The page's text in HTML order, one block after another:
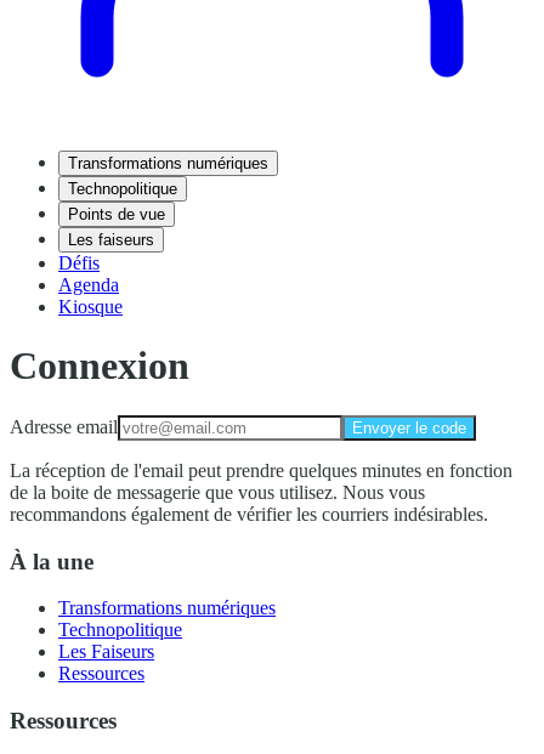
Transformations numériques
Technopolitique
Points de vue
Les faiseurs
Défis
Agenda
Kiosque
Connexion
Adresse email Envoyer le code
La réception de l'email peut prendre quelques minutes en fonction
de la boite de messagerie que vous utilisez. Nous vous
recommandons également de vérifier les courriers indésirables.
À la une
Transformations numériques
Technopolitique
Les Faiseurs
Ressources
Ressources